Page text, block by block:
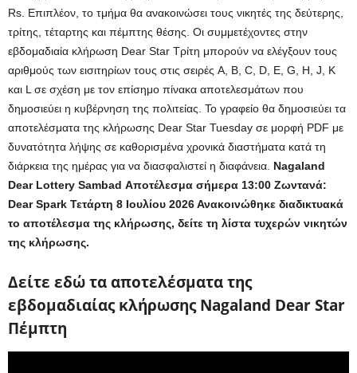
Rs. Επιπλέον, το τμήμα θα ανακοινώσει τους νικητές της δεύτερης,
τρίτης, τέταρτης και πέμπτης θέσης. Οι συμμετέχοντες στην
εβδομαδιαία κλήρωση Dear Star Τρίτη μπορούν να ελέγξουν τους
αριθμούς των εισιτηρίων τους στις σειρές A, B, C, D, E, G, H, J, K
και L σε σχέση με τον επίσημο πίνακα αποτελεσμάτων που
δημοσιεύει η κυβέρνηση της πολιτείας. Το γραφείο θα δημοσιεύει τα
αποτελέσματα της κλήρωσης Dear Star Tuesday σε μορφή PDF με
δυνατότητα λήψης σε καθορισμένα χρονικά διαστήματα κατά τη
διάρκεια της ημέρας για να διασφαλιστεί η διαφάνεια. Nagaland
Dear Lottery Sambad Αποτέλεσμα σήμερα 13:00 Ζωντανά:
Dear Spark Τετάρτη 8 Ιουλίου 2026 Ανακοινώθηκε διαδικτυακά
το αποτέλεσμα της κλήρωσης, δείτε τη λίστα τυχερών νικητών
της κλήρωσης.
Δείτε εδώ τα αποτελέσματα της
εβδομαδιαίας κλήρωσης Nagaland Dear Star
Πέμπτη